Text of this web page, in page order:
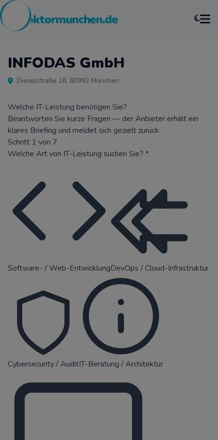
pcdoktormunchen.de
INFODAS GmbH
Dieselstraße 18, 80993 München
Welche IT-Leistung benötigen Sie?
Beantworten Sie kurze Fragen — der Anbieter erhält ein
klares Briefing und meldet sich gezielt zurück.
Schritt 1 von 7
Welche Art von IT-Leistung suchen Sie? *
Software- / Web-EntwicklungDevOps / Cloud-Infrastruktur
Cybersecurity / AuditIT-Beratung / Architektur